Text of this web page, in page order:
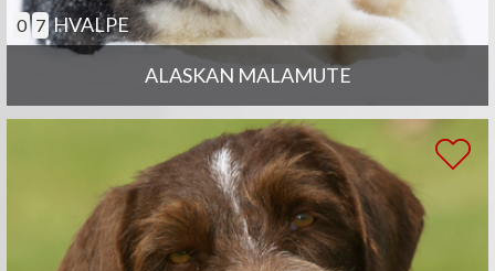
ALASKAN MALAMUTE
0 7 HVALPE